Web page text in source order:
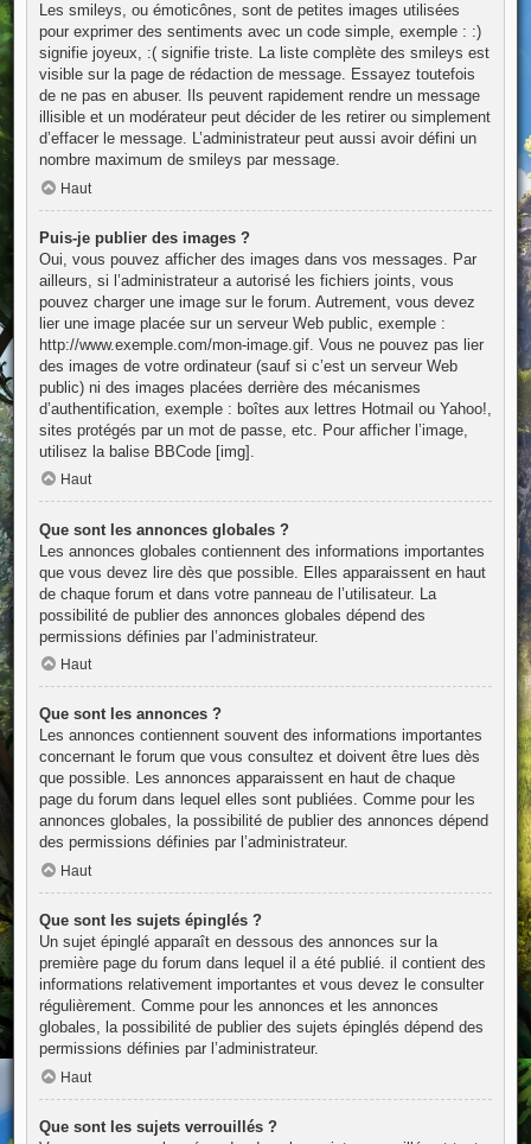
Les smileys, ou émoticônes, sont de petites images utilisées
pour exprimer des sentiments avec un code simple, exemple : :)
signifie joyeux, :( signifie triste. La liste complète des smileys est
visible sur la page de rédaction de message. Essayez toutefois
de ne pas en abuser. Ils peuvent rapidement rendre un message
illisible et un modérateur peut décider de les retirer ou simplement
d’effacer le message. L’administrateur peut aussi avoir défini un
nombre maximum de smileys par message.
Haut
Puis-je publier des images ?
Oui, vous pouvez afficher des images dans vos messages. Par
ailleurs, si l’administrateur a autorisé les fichiers joints, vous
pouvez charger une image sur le forum. Autrement, vous devez
lier une image placée sur un serveur Web public, exemple :
http://www.exemple.com/mon-image.gif. Vous ne pouvez pas lier
des images de votre ordinateur (sauf si c’est un serveur Web
public) ni des images placées derrière des mécanismes
d’authentification, exemple : boîtes aux lettres Hotmail ou Yahoo!,
sites protégés par un mot de passe, etc. Pour afficher l’image,
utilisez la balise BBCode [img].
Haut
Que sont les annonces globales ?
Les annonces globales contiennent des informations importantes
que vous devez lire dès que possible. Elles apparaissent en haut
de chaque forum et dans votre panneau de l’utilisateur. La
possibilité de publier des annonces globales dépend des
permissions définies par l’administrateur.
Haut
Que sont les annonces ?
Les annonces contiennent souvent des informations importantes
concernant le forum que vous consultez et doivent être lues dès
que possible. Les annonces apparaissent en haut de chaque
page du forum dans lequel elles sont publiées. Comme pour les
annonces globales, la possibilité de publier des annonces dépend
des permissions définies par l’administrateur.
Haut
Que sont les sujets épinglés ?
Un sujet épinglé apparaît en dessous des annonces sur la
première page du forum dans lequel il a été publié. il contient des
informations relativement importantes et vous devez le consulter
régulièrement. Comme pour les annonces et les annonces
globales, la possibilité de publier des sujets épinglés dépend des
permissions définies par l’administrateur.
Haut
Que sont les sujets verrouillés ?